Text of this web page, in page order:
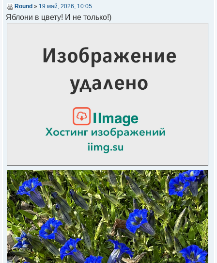
Round » 19 май, 2026, 10:05
Яблони в цвету! И не только!)